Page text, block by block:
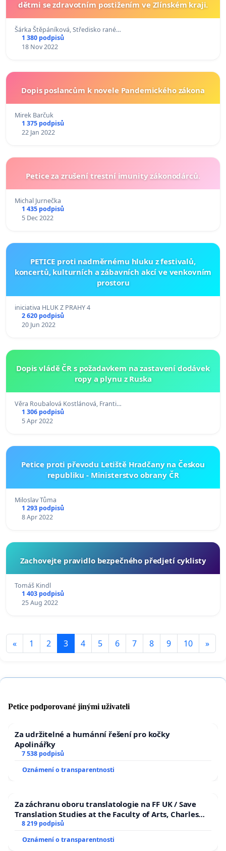
dětmi se zdravotním postižením ve Zlínském kraji.
Šárka Štěpáníková, Středisko rané…
1 380 podpisů
18 Nov 2022
Dopis poslancům k novele Pandemického zákona
Mirek Barčuk
1 375 podpisů
22 Jan 2022
Petice za zrušení trestní imunity zákonodárců.
Michal Jurnečka
1 435 podpisů
5 Dec 2022
PETICE proti nadměrnému hluku z festivalů,
koncertů, kulturních a zábavních akcí ve venkovním
prostoru
iniciativa HLUK Z PRAHY 4
2 620 podpisů
20 Jun 2022
Dopis vládě ČR s požadavkem na zastavení dodávek
ropy a plynu z Ruska
Věra Roubalová Kostlánová, Franti…
1 306 podpisů
5 Apr 2022
Petice proti převodu Letiště Hradčany na Českou
republiku - Ministerstvo obrany ČR
Miloslav Tůma
1 293 podpisů
8 Apr 2022
Zachovejte pravidlo bezpečného předjetí cyklisty
Tomáš Kindl
1 403 podpisů
25 Aug 2022
« 1 2 3 4 5 6 7 8 9 10 »
Petice podporované jinými uživateli
Za udržitelné a humánní řešení pro kočky
Apolinářky
7 538 podpisů
Oznámení o transparentnosti
Za záchranu oboru translatologie na FF UK / Save
Translation Studies at the Faculty of Arts, Charles
University
8 219 podpisů
Oznámení o transparentnosti